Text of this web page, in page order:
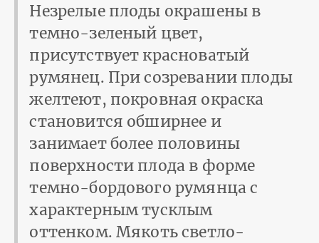
Незрелые плоды окрашены в
темно-зеленый цвет,
присутствует красноватый
румянец. При созревании плоды
желтеют, покровная окраска
становится обширнее и
занимает более половины
поверхности плода в форме
темно-бордового румянца с
характерным тусклым
оттенком. Мякоть светло-